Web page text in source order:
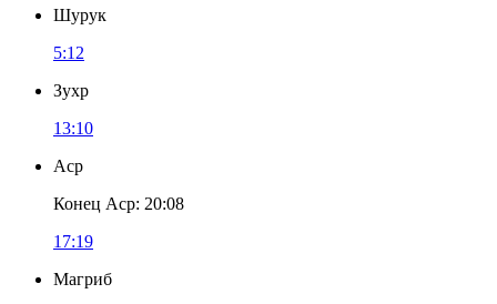
Шурук
5:12
Зухр
13:10
Аср
Конец Аср: 20:08
17:19
Магриб